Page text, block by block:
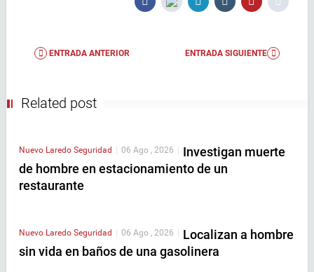
ENTRADA ANTERIOR ENTRADA SIGUIENTE
Related post
Nuevo Laredo Seguridad | 06 Ago , 2026 | Investigan muerte
de hombre en estacionamiento de un
restaurante
Nuevo Laredo Seguridad 06 Ago , 2026
Localizan a hombre
sin vida en baños de una gasolinera